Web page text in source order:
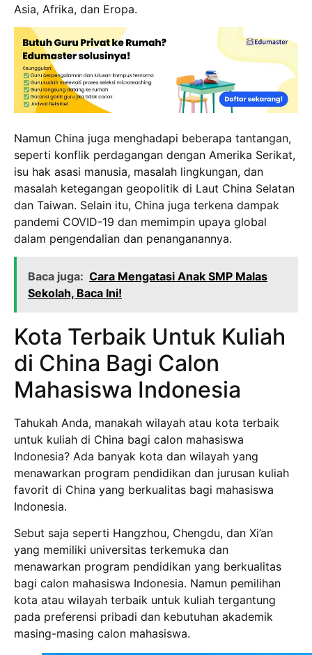
Asia, Afrika, dan Eropa.
Namun China juga menghadapi beberapa tantangan,
seperti konflik perdagangan dengan Amerika Serikat,
isu hak asasi manusia, masalah lingkungan, dan
masalah ketegangan geopolitik di Laut China Selatan
dan Taiwan. Selain itu, China juga terkena dampak
pandemi COVID-19 dan memimpin upaya global
dalam pengendalian dan penanganannya.
Baca juga: Cara Mengatasi Anak SMP Malas
Sekolah, Baca Ini!
Kota Terbaik Untuk Kuliah
di China Bagi Calon
Mahasiswa Indonesia
Tahukah Anda, manakah wilayah atau kota terbaik
untuk kuliah di China bagi calon mahasiswa
Indonesia? Ada banyak kota dan wilayah yang
menawarkan program pendidikan dan jurusan kuliah
favorit di China yang berkualitas bagi mahasiswa
Indonesia.
Sebut saja seperti Hangzhou, Chengdu, dan Xi’an
yang memiliki universitas terkemuka dan
menawarkan program pendidikan yang berkualitas
bagi calon mahasiswa Indonesia. Namun pemilihan
kota atau wilayah terbaik untuk kuliah tergantung
pada preferensi pribadi dan kebutuhan akademik
masing-masing calon mahasiswa.